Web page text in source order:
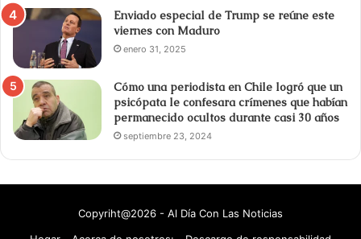
Enviado especial de Trump se reúne este
viernes con Maduro
enero 31, 2025
Cómo una periodista en Chile logró que un
psicópata le confesara crímenes que habían
permanecido ocultos durante casi 30 años
septiembre 23, 2024
Copyriht@2026 - Al Día Con Las Noticias